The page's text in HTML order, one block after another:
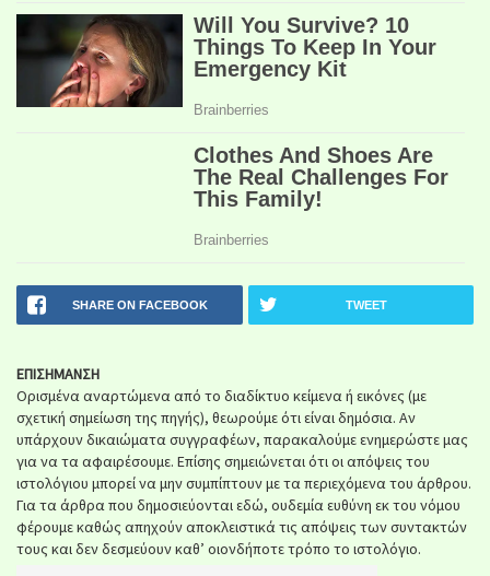
SHARE ON FACEBOOK TWEET
ΕΠΙΣΗΜΑΝΣΗ
Ορισμένα αναρτώμενα από το διαδίκτυο κείμενα ή εικόνες (με
σχετική σημείωση της πηγής), θεωρούμε ότι είναι δημόσια. Αν
υπάρχουν δικαιώματα συγγραφέων, παρακαλούμε ενημερώστε μας
για να τα αφαιρέσουμε. Επίσης σημειώνεται ότι οι απόψεις του
ιστολόγιου μπορεί να μην συμπίπτουν με τα περιεχόμενα του άρθρου.
Για τα άρθρα που δημοσιεύονται εδώ, ουδεμία ευθύνη εκ του νόμου
φέρουμε καθώς απηχούν αποκλειστικά τις απόψεις των συντακτών
τους και δεν δεσμεύουν καθ’ οιονδήποτε τρόπο το ιστολόγιο.